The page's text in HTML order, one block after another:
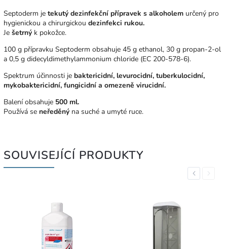
Septoderm je tekutý dezinfekční přípravek s alkoholem určený pro
hygienickou a chirurgickou dezinfekci rukou.
Je šetrný k pokožce.
100 g přípravku Septoderm obsahuje 45 g ethanol, 30 g propan-2-ol
a 0,5 g didecyldimethylammonium chloride (EC 200-578-6).
Spektrum účinnosti je baktericidní, levurocidní, tuberkulocidní,
mykobaktericidní, fungicidní a omezeně virucidní.
Balení obsahuje 500 ml.
Používá se neředěný na suché a umyté ruce.
SOUVISEJÍCÍ PRODUKTY
PreviousNext